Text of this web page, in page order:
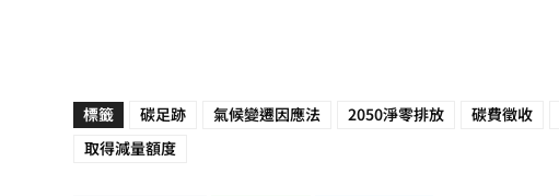
標籤 碳足跡 氣候變遷因應法 2050淨零排放 碳費徵收
取得減量額度